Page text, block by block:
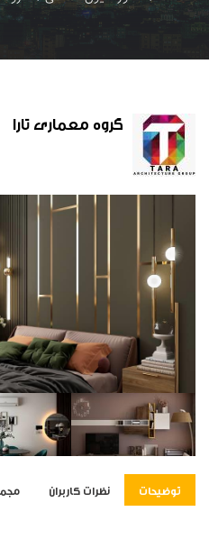
گروه معماری تارا
توضیحات نظرات کاربران